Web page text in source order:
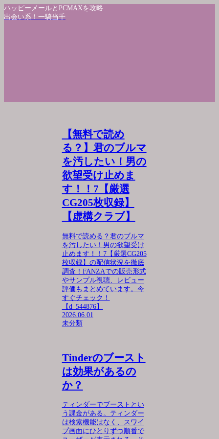
ハッピーメールとPCMAXを攻略
出会い系！一騎当千
【無料で読め
る？】君のブルマ
を汚したい！男の
欲望受け止めま
す！！7【厳選
CG205枚収録】
【虚構クラブ】
無料で読める？君のブルマ
を汚したい！男の欲望受け
止めます！！7【厳選CG205
枚収録】の配信状況を徹底
調査！FANZAでの販売形式
やサンプル視聴、レビュー
評価もまとめています。今
すぐチェック！
【d_544876】
2026.06.01
未分類
Tinderのブースト
は効果があるの
か？
ティンダーでブーストとい
う課金がある。ティンダー
は検索機能はなく、スワイ
プ画面にひとりずつ順番で